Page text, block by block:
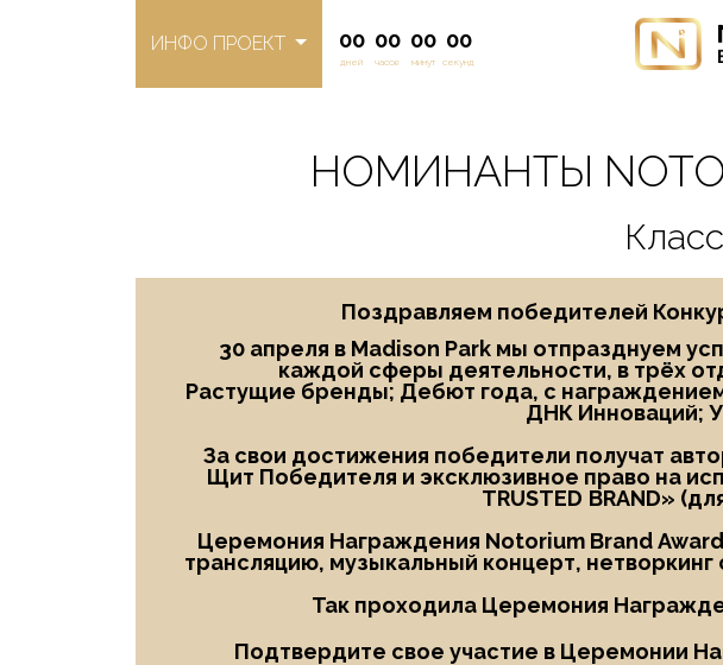
ИНФО ПРОЕКТ 00
дней
00
часов
00
минут
00
секунд
НОМИНАНТЫ
Поздравляем победителей
30 апреля в Madison Park мы отпразднуем
каждой сферы деятельности, в трёх
Растущие бренды; Дебют года, с
ДНК Инноваций;
За свои достижения победители получат
Щит Победителя и эксклюзивное право на
TRUSTED BRAND»
Церемония Награждения Notorium Brand
трансляцию, музыкальный концерт,
Так проходила Церемония
Подтвердите свое участие в Церемонии